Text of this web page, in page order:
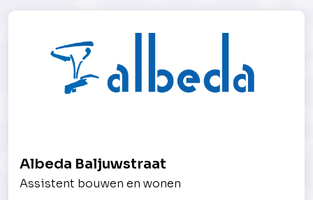
Albeda Baljuwstraat
Assistent bouwen en wonen